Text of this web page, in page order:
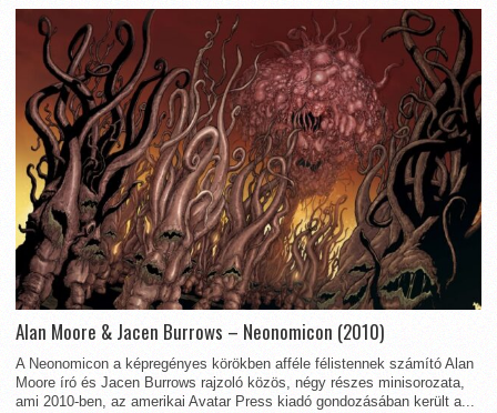
Alan Moore & Jacen Burrows – Neonomicon (2010)
A Neonomicon a képregényes körökben afféle félistennek számító Alan
Moore író és Jacen Burrows rajzoló közös, négy részes minisorozata,
ami 2010-ben, az amerikai Avatar Press kiadó gondozásában került a...